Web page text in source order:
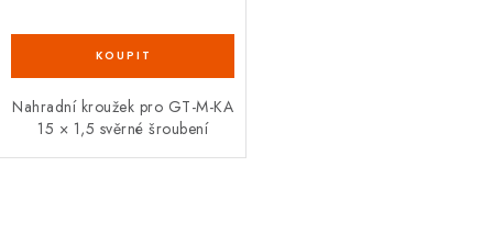
Nahradní kroužek pro GT-M-KA
15 × 1,5 svěrné šroubení